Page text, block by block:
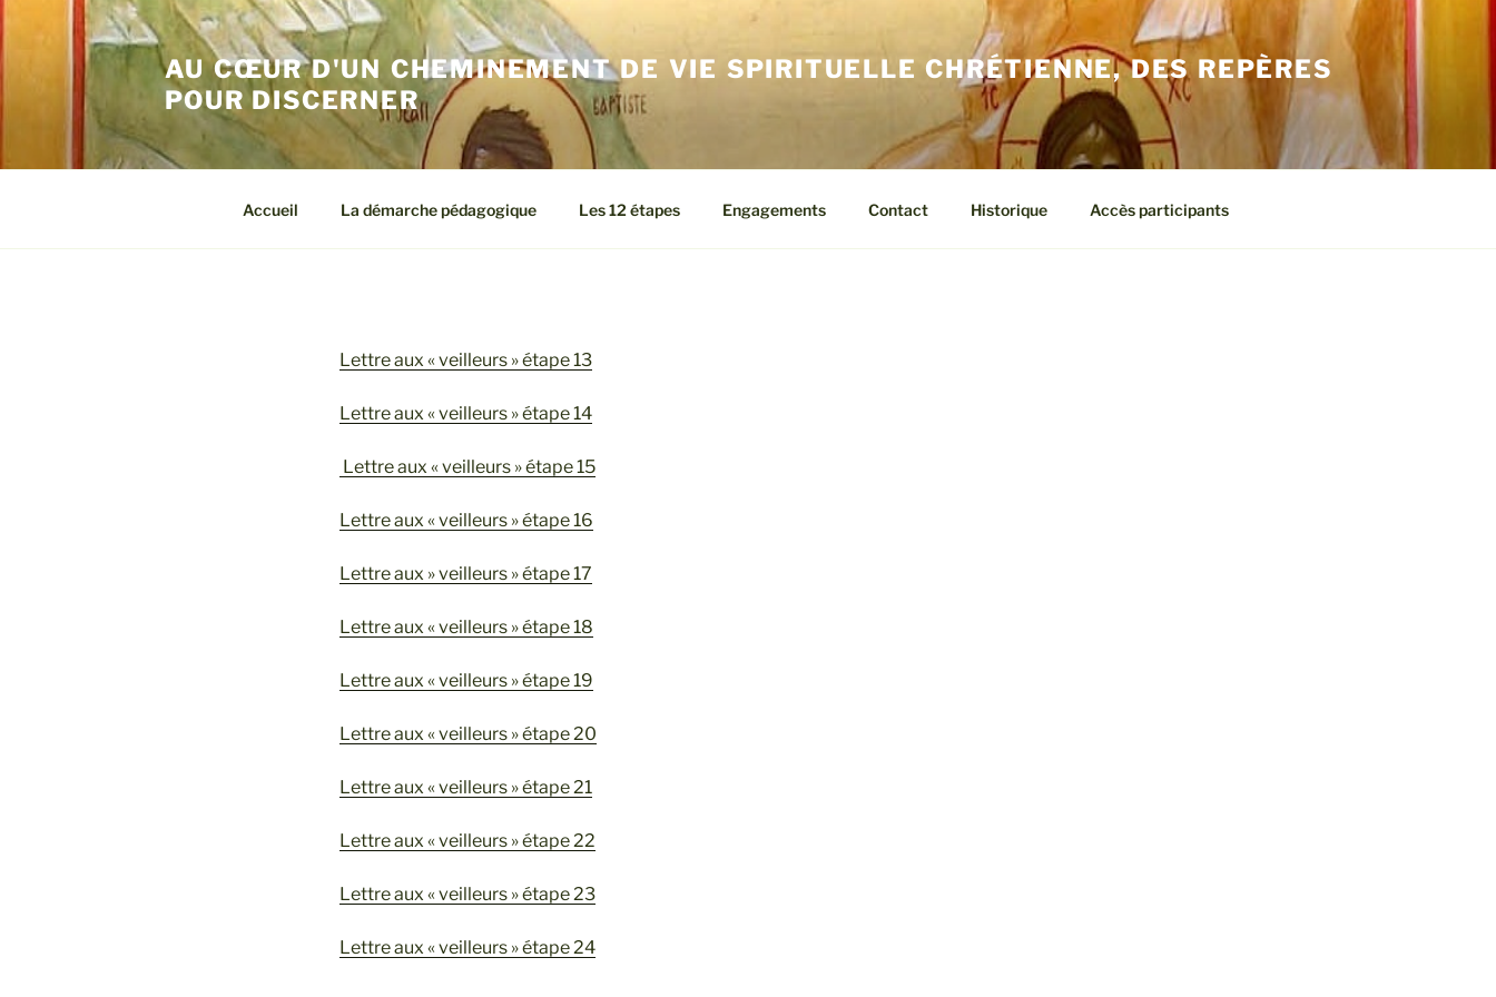
AU CŒUR D'UN CHEMINEMENT DE VIE SPIRITUELLE CHRÉTIENNE, DES REPÈRES
POUR DISCERNER
Accueil La démarche pédagogique Les 12 étapes Engagements Contact Historique Accès participants
Lettre aux « veilleurs » étape 13
Lettre aux « veilleurs » étape 14
Lettre aux « veilleurs » étape 15
Lettre aux « veilleurs » étape 16
Lettre aux » veilleurs » étape 17
Lettre aux « veilleurs » étape 18
Lettre aux « veilleurs » étape 19
Lettre aux « veilleurs » étape 20
Lettre aux « veilleurs » étape 21
Lettre aux « veilleurs » étape 22
Lettre aux « veilleurs » étape 23
Lettre aux « veilleurs » étape 24